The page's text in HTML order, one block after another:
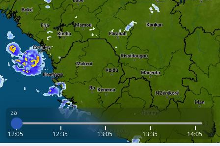
za
12:05 12:35 13:05 13:35 14:05